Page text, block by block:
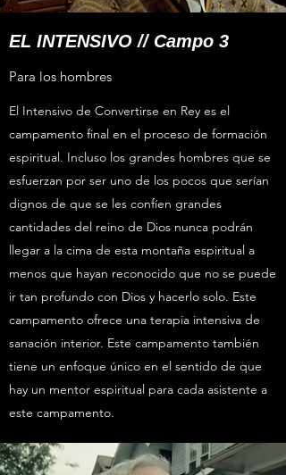
EL INTENSIVO // Campo 3
Para los hombres
El Intensivo de Convertirse en Rey es el
campamento final en el proceso de formación
espiritual. Incluso los grandes hombres que se
esfuerzan por ser uno de los pocos que serían
dignos de que se les confíen grandes
cantidades del reino de Dios nunca podrán
llegar a la cima de esta montaña espiritual a
menos que hayan reconocido que no se puede
ir tan profundo con Dios y hacerlo solo. Este
campamento ofrece una terapia intensiva de
sanación interior. Este campamento también
tiene un enfoque único en el sentido de que
hay un mentor espiritual para cada asistente a
este campamento.